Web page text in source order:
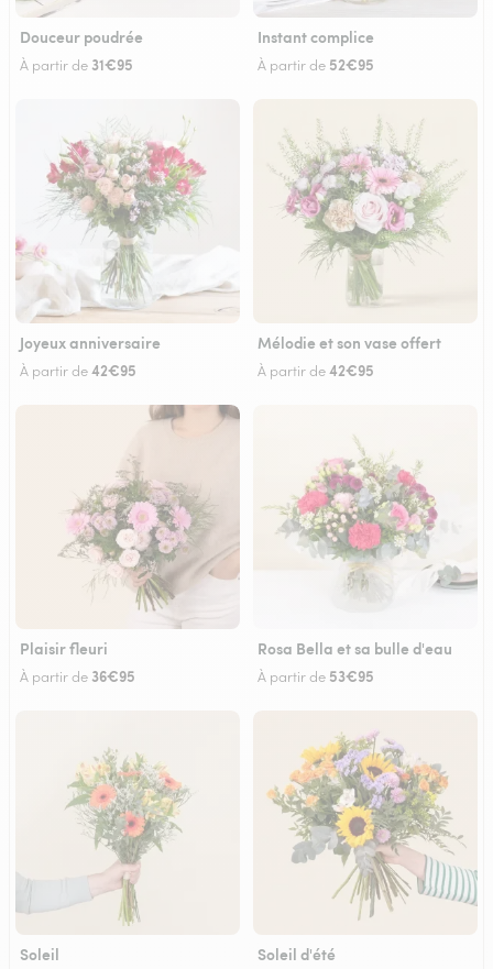
Douceur poudrée
À partir de 31€95
Instant complice
À partir de 52€95
Joyeux anniversaire
À partir de42€95
Mélodie et son vase offert
À partir de42€95
Plaisir fleuri
À partir de 36€95
Rosa Bella et sa bulle d'eau
À partir de 53€95
Soleil Soleil d'été